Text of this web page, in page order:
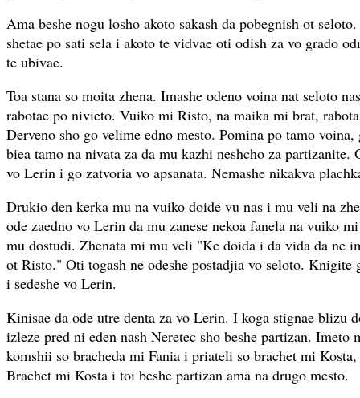
Ama beshe nogu losho akoto sakash da pobegnish ot
shetae po sati sela i akoto te vidvae oti odish za vo grado
te ubivae.
Toa stana so moita zhena. Imashe odeno voina nat seloto
rabotae po nivieto. Vuiko mi Risto, na maika mi brat,
Derveno sho go velime edno mesto. Pomina po tamo
biea tamo na nivata za da mu kazhi neshcho za partizanite.
vo Lerin i go zatvoria vo apsanata. Nemashe nikakva
Drukio den kerka mu na vuiko doide vu nas i mu veli na
ode zaedno vo Lerin da mu zanese nekoa fanela na vuiko
mu dostudi. Zhenata mi mu veli "Ke doida i da vida da ne
ot Risto." Oti togash ne odeshe postadjia vo seloto. Knigite
i sedeshe vo Lerin.
Kinisae da ode utre denta za vo Lerin. I koga stignae blizu
izleze pred ni eden nash Neretec sho beshe partizan. Imeto
komshii so bracheda mi Fania i priateli so brachet mi
Brachet mi Kosta i toi beshe partizan ama na drugo mesto.